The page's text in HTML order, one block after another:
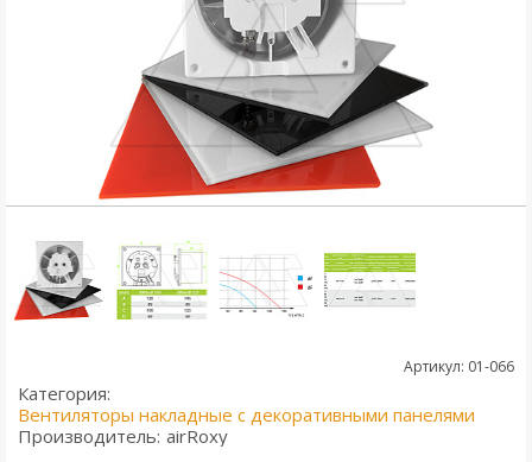
Артикул: 01-066
Категория:
Вентиляторы накладные с декоративными панелями
Производитель: airRoxy